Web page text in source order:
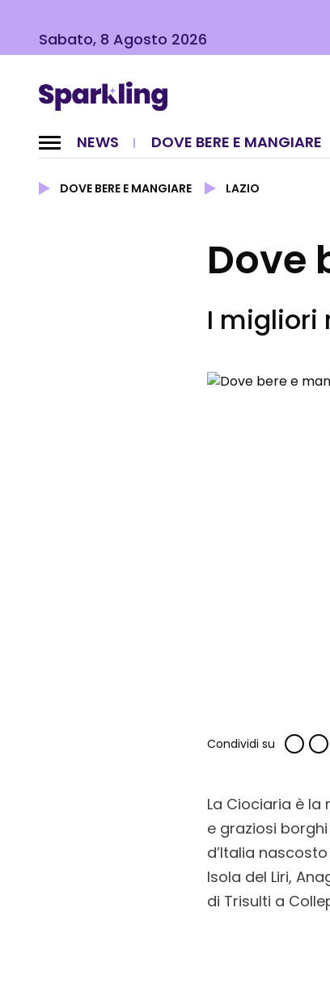
Sabato, 8 Agosto 2026
NEWS DOVE BERE E MANGIARE
DOVE BERE E MANGIARE LAZIO
Dove
I migliori
Condividi su
La Ciociaria è la
e graziosi
d’Italia
Isola del Liri,
di Trisulti a